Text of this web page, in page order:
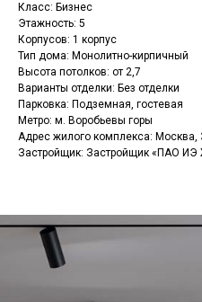
Класс: Бизнес
Этажность: 5
Корпусов: 1 корпус
Тип дома: Монолитно-кирпичный
Высота потолков: от 2,7
Варианты отделки: Без отделки
Парковка: Подземная, гостевая
Метро: м. Воробьевы горы
Адрес жилого комплекса:
Застройщик: Застройщик «ПАО